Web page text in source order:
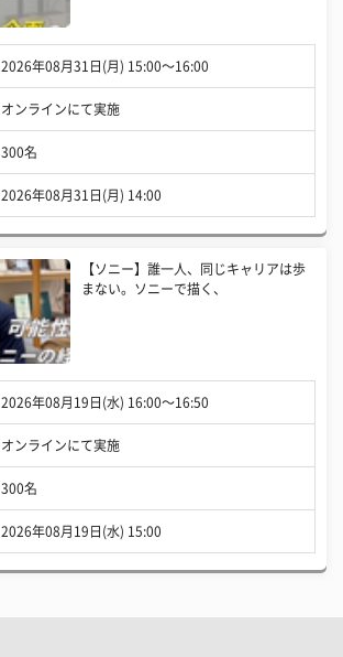
2026年08月31日(月) 15:00〜16:00
オンラインにて実施
300名
2026年08月31日(月) 14:00
【ソニー】誰一人、同じキャリアは歩
まない。ソニーで描く、
2026年08月19日(水) 16:00〜16:50
オンラインにて実施
300名
2026年08月19日(水) 15:00